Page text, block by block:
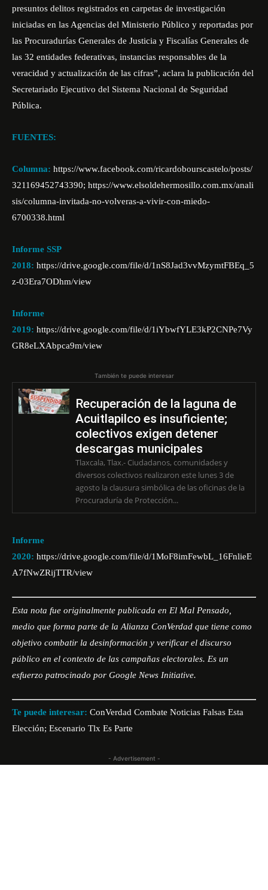
presuntos delitos registrados en carpetas de investigación
iniciadas en las Agencias del Ministerio Público y reportadas por
las Procuradurías Generales de Justicia y Fiscalías Generales de
las 32 entidades federativas, instancias responsables de la
veracidad y actualización de las cifras”, aclara la publicación del
Secretariado Ejecutivo del Sistema Nacional de Seguridad
Pública.
FUENTES:
Columna: https://www.facebook.com/ricardobourscastelo/posts/
321169452743390; https://www.elsoldehermosillo.com.mx/anali
sis/columna-invitada-no-volveras-a-vivir-con-miedo-
6700338.html
Informe SSP
2018: https://drive.google.com/file/d/1nS8Jad3vvMzymtFBEq_5
z-03Era7ODhm/view
Informe
2019: https://drive.google.com/file/d/1iYbwfYLE3kP2CNPe7Vy
GR8eLXAbpca9m/view
También te puede interesar
Recuperación de la laguna de
Acuitlapilco es insuficiente;
colectivos exigen detener
descargas municipales
Tlaxcala, Tlax.- Ciudadanos, comunidades y
diversos colectivos realizaron este lunes 3 de
agosto la clausura simbólica de las oficinas de la
Procuraduría de Protección...
Informe
2020: https://drive.google.com/file/d/1MoF8imFewbL_16FnlieE
A7fNwZRijTTR/view
Esta nota fue originalmente publicada en El Mal Pensado,
medio que forma parte de la Alianza ConVerdad que tiene como
objetivo combatir la desinformación y verificar el discurso
público en el contexto de las campañas electorales. Es un
esfuerzo patrocinado por Google News Initiative.
Te puede interesar: ConVerdad Combate Noticias Falsas Esta
Elección; Escenario Tlx Es Parte
- Advertisement -